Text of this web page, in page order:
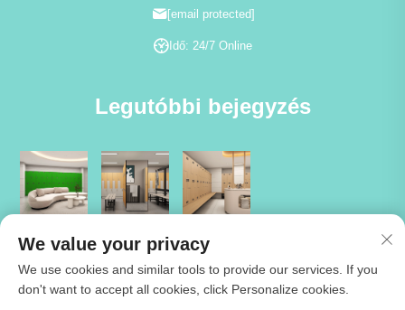
[email protected]
Idő: 24/7 Online
Legutóbbi bejegyzés
We value your privacy
We use cookies and similar tools to provide our services. If you
don't want to accept all cookies, click Personalize cookies.